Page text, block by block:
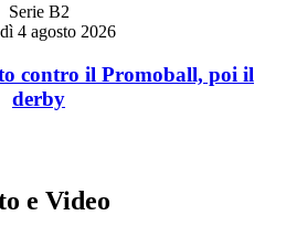
Serie B2
4 agosto 2026
contro il Promoball, poi il
derby
e Video